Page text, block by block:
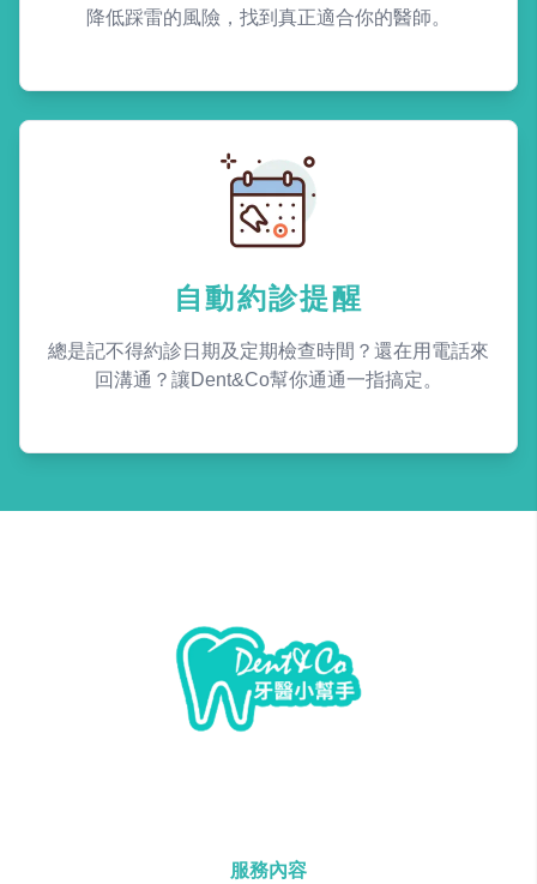
降低踩雷的風險，找到真正適合你的醫師。
自動約診提醒
總是記不得約診日期及定期檢查時間？還在用電話來
回溝通？讓Dent&Co幫你通通一指搞定。
服務內容